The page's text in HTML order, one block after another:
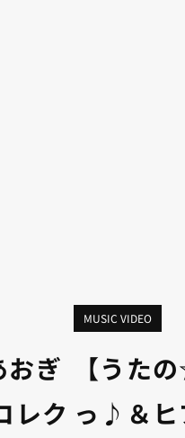
おぎ
レク
MUSIC VIDEO
【うた
っ♪＆ヒ